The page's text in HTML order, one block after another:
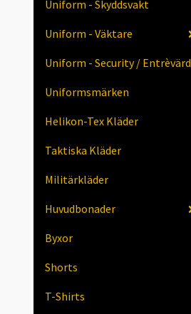
Uniform - Skyddsvakt
Uniform - Väktare
Uniform - Security / Entrèvärd
Uniformsmärken
Helikon-Tex Kläder
Taktiska Kläder
Militärkläder
Huvudbonader
Byxor
Shorts
T-Shirts